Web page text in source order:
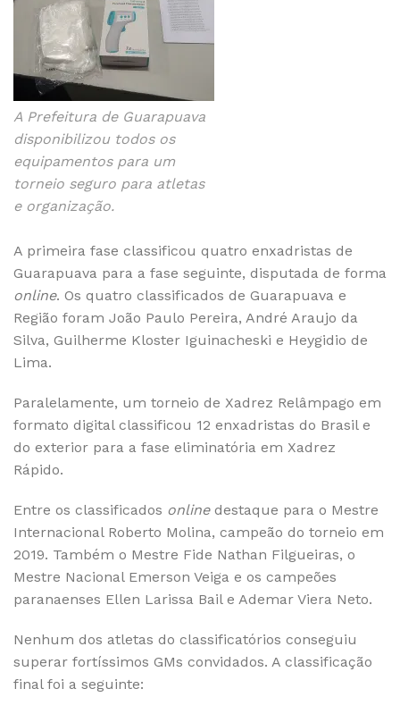
A Prefeitura de Guarapuava
disponibilizou todos os
equipamentos para um
torneio seguro para atletas
e organização.
A primeira fase classificou quatro enxadristas de
Guarapuava para a fase seguinte, disputada de forma
online. Os quatro classificados de Guarapuava e
Região foram João Paulo Pereira, André Araujo da
Silva, Guilherme Kloster Iguinacheski e Heygidio de
Lima.
Paralelamente, um torneio de Xadrez Relâmpago em
formato digital classificou 12 enxadristas do Brasil e
do exterior para a fase eliminatória em Xadrez
Rápido.
Entre os classificados onlinedestaque para o Mestre
Internacional Roberto Molina, campeão do torneio em
2019. Também o Mestre Fide Nathan Filgueiras, o
Mestre Nacional Emerson Veiga e os campeões
paranaenses Ellen Larissa Bail e Ademar Viera Neto.
Nenhum dos atletas do classificatórios conseguiu
superar fortíssimos GMs convidados. A classificação
final foi a seguinte: